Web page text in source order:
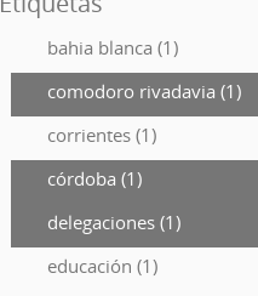
bahia blanca (1)
comodoro rivadavia (1)
corrientes (1)
córdoba (1)
delegaciones (1)
educación (1)